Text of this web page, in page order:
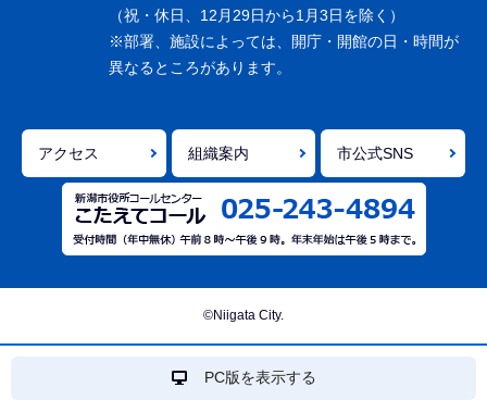
で
（祝・休日、12月29日から1月3日を除く）
※部署、施設によっては、開庁・開館の日・時間が
異なるところがあります。
アクセス 組織案内 市公式SNS
©Niigata City.
PC版を表示する